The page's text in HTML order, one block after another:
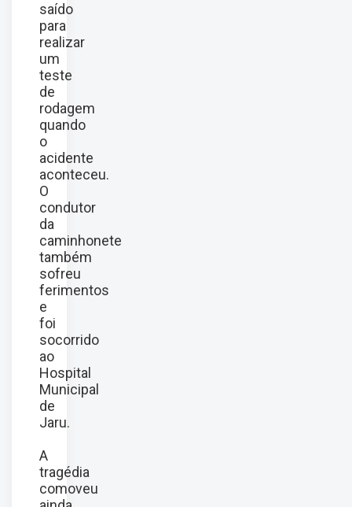
saído
para
realizar
um
teste
de
rodagem
quando
o
acidente
aconteceu.
O
condutor
da
caminhonete
também
sofreu
ferimentos
e
foi
socorrido
ao
Hospital
Municipal
de
Jaru.
A
tragédia
comoveu